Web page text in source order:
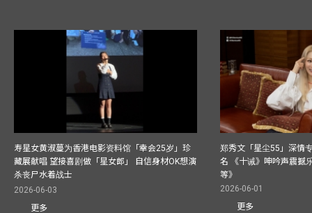
寿星女黄淑蔓为香港电影资料馆「幸会25岁」珍
藏展献唱 望接喜剧做「星女郎」 自信身材OK想演
杀丧尸水着战士
2026-06-03
更多
郑秀文「星尘55」深情
名 《十诫》呻吟声震撼
等》
2026-06-01
更多